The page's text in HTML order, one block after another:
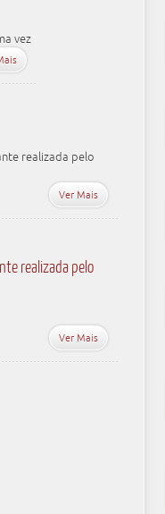
vez
realizada pelo
Ver Mais
realizada pelo
Ver Mais